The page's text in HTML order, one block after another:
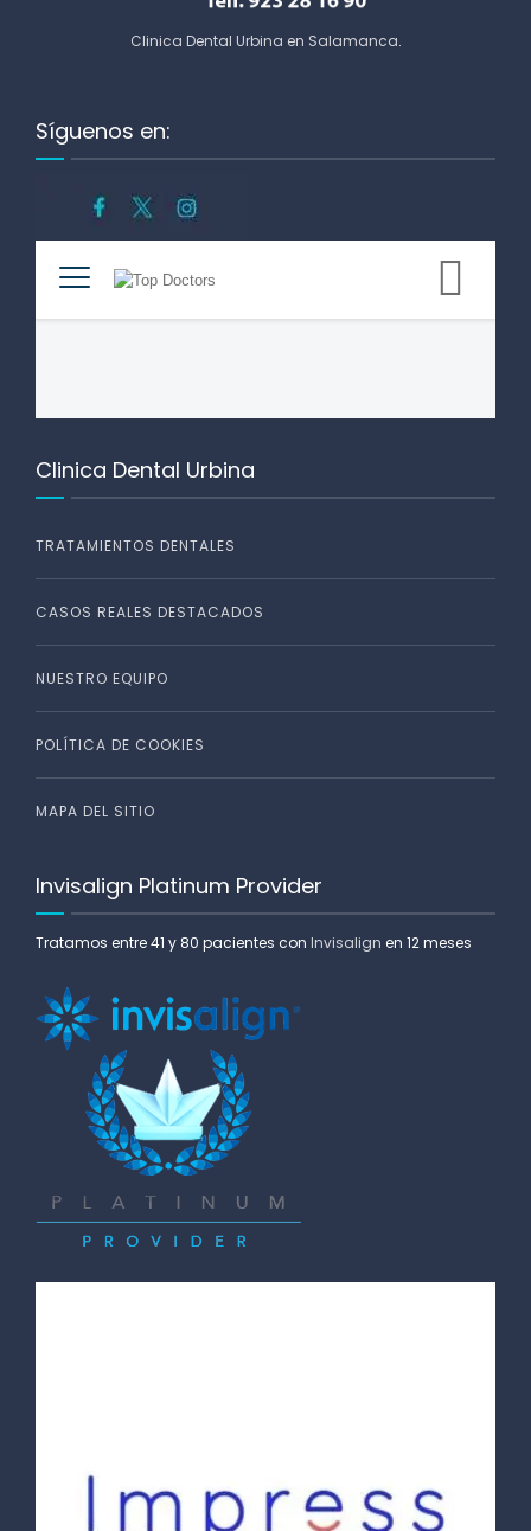
Clinica Dental Urbina en Salamanca.
Síguenos en:
Clinica Dental Urbina
TRATAMIENTOS DENTALES
CASOS REALES DESTACADOS
NUESTRO EQUIPO
POLÍTICA DE COOKIES
MAPA DEL SITIO
Invisalign Platinum Provider
Tratamos entre 41 y 80 pacientes con Invisalign en 12 meses